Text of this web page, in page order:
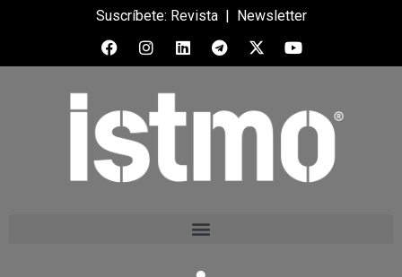
Suscríbete: Revista| Newsletter